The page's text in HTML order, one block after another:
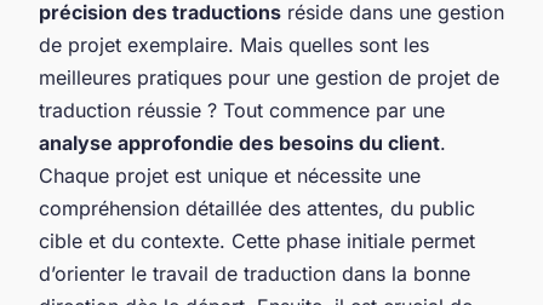
précision des traductions réside dans une gestion
de projet exemplaire. Mais quelles sont les
meilleures pratiques pour une gestion de projet de
traduction réussie ? Tout commence par une
analyse approfondie des besoins du client.
Chaque projet est unique et nécessite une
compréhension détaillée des attentes, du public
cible et du contexte. Cette phase initiale permet
d’orienter le travail de traduction dans la bonne